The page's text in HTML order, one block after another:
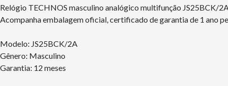
Relógio TECHNOS masculino analógico multifunção JS25BCK/
Acompanha embalagem oficial, certificado de garantia de 1 ano
Modelo: JS25BCK/2A
Gênero: Masculino
Garantia: 12 meses